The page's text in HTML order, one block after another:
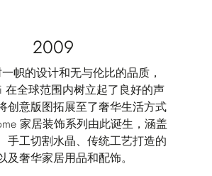
2009
帜的设计和无与伦比的品质，
在全球范围内树立起了良好的声
创意版图拓展至了奢华生活方式
家居装饰系列由此诞生，涵盖
手工切割水晶、传统工艺打造的
及奢华家居用品和配饰。